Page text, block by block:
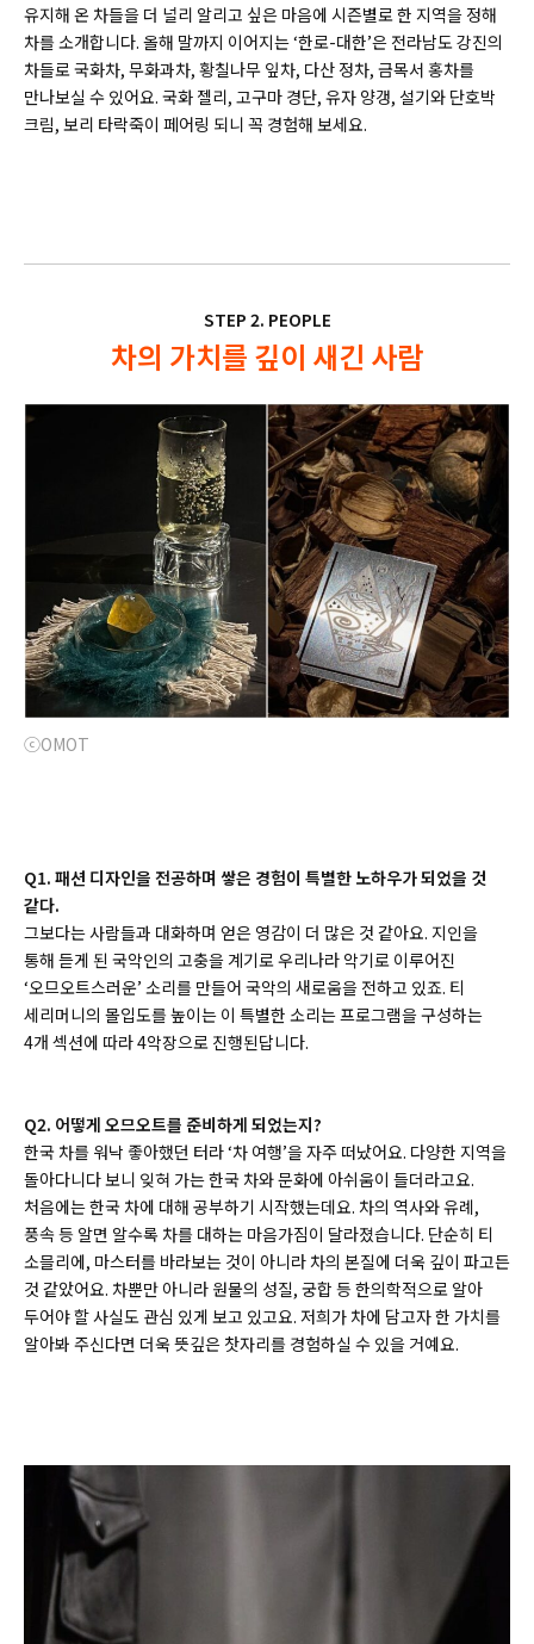
유지해 온 차들을 더 널리 알리고 싶은 마음에 시즌별로 한 지역을 정해
차를 소개합니다. 올해 말까지 이어지는 ‘한로-대한’은 전라남도 강진의
차들로 국화차, 무화과차, 황칠나무 잎차, 다산 정차, 금목서 홍차를
만나보실 수 있어요. 국화 젤리, 고구마 경단, 유자 양갱, 설기와 단호박
크림, 보리 타락죽이 페어링 되니 꼭 경험해 보세요.
STEP 2. PEOPLE
차의 가치를 깊이 새긴 사람
ⓒOMOT
Q1. 패션 디자인을 전공하며 쌓은 경험이 특별한 노하우가 되었을 것
같다.
그보다는 사람들과 대화하며 얻은 영감이 더 많은 것 같아요. 지인을
통해 듣게 된 국악인의 고충을 계기로 우리나라 악기로 이루어진
‘오므오트스러운’ 소리를 만들어 국악의 새로움을 전하고 있죠. 티
세리머니의 몰입도를 높이는 이 특별한 소리는 프로그램을 구성하는
4개 섹션에 따라 4악장으로 진행된답니다.
Q2. 어떻게 오므오트를 준비하게 되었는지?
한국 차를 워낙 좋아했던 터라 ‘차 여행’을 자주 떠났어요. 다양한 지역을
돌아다니다 보니 잊혀 가는 한국 차와 문화에 아쉬움이 들더라고요.
처음에는 한국 차에 대해 공부하기 시작했는데요. 차의 역사와 유례,
풍속 등 알면 알수록 차를 대하는 마음가짐이 달라졌습니다. 단순히 티
소믈리에, 마스터를 바라보는 것이 아니라 차의 본질에 더욱 깊이 파고든
것 같았어요. 차뿐만 아니라 원물의 성질, 궁합 등 한의학적으로 알아
두어야 할 사실도 관심 있게 보고 있고요. 저희가 차에 담고자 한 가치를
알아봐 주신다면 더욱 뜻깊은 찻자리를 경험하실 수 있을 거예요.